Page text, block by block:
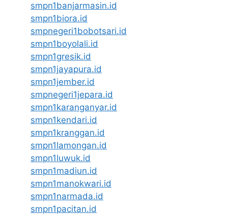
smpn1banjarmasin.id
smpn1biora.id
smpnegeri1bobotsari.id
smpn1boyolali.id
smpn1gresik.id
smpn1jayapura.id
smpn1jember.id
smpnegeri1jepara.id
smpn1karanganyar.id
smpn1kendari.id
smpn1kranggan.id
smpn1lamongan.id
smpn1luwuk.id
smpn1madiun.id
smpn1manokwari.id
smpn1narmada.id
smpn1pacitan.id